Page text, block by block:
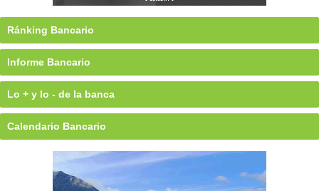
Ránking Bancario
Informe Bancario
Lo + y lo - de la banca
Calendario Bancario